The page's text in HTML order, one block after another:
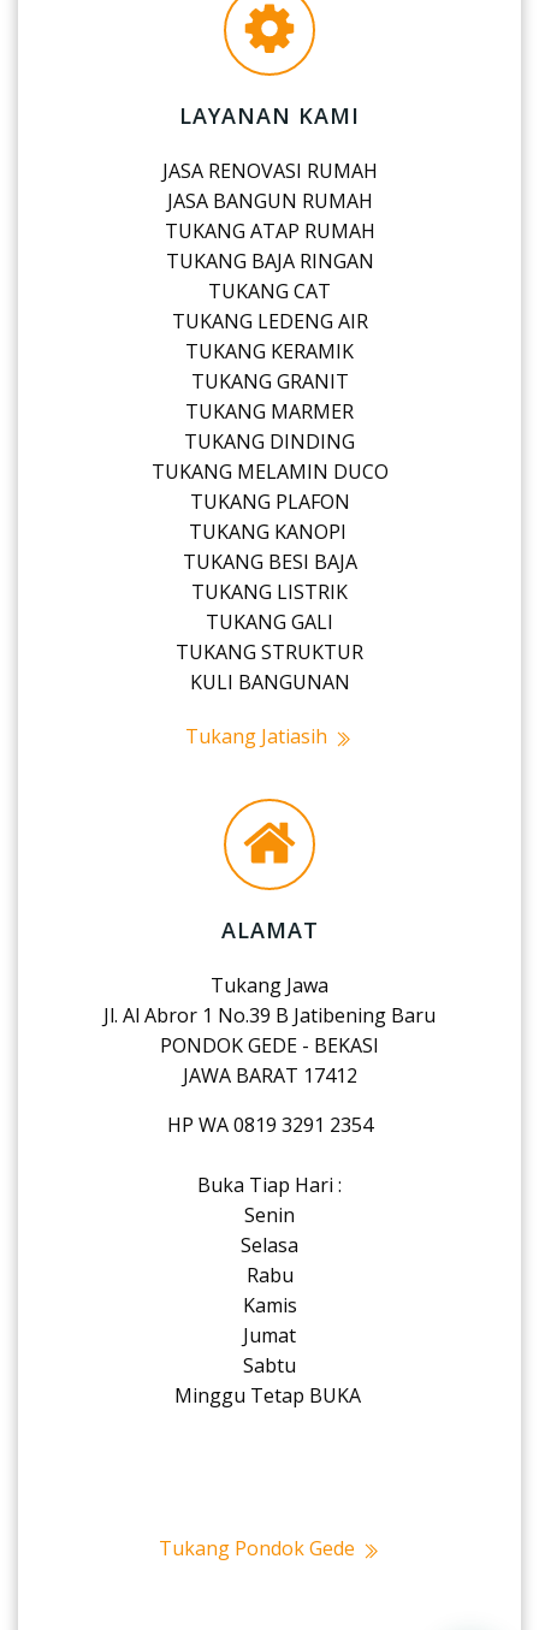
LAYANAN KAMI
JASA RENOVASI RUMAH
JASA BANGUN RUMAH
TUKANG ATAP RUMAH
TUKANG BAJA RINGAN
TUKANG CAT
TUKANG LEDENG AIR
TUKANG KERAMIK
TUKANG GRANIT
TUKANG MARMER
TUKANG DINDING
TUKANG MELAMIN DUCO
TUKANG PLAFON
TUKANG KANOPI
TUKANG BESI BAJA
TUKANG LISTRIK
TUKANG GALI
TUKANG STRUKTUR
KULI BANGUNAN
Tukang Jatiasih
ALAMAT
Tukang Jawa
Jl. Al Abror 1 No.39 B Jatibening Baru
PONDOK GEDE - BEKASI
JAWA BARAT 17412
HP WA 0819 3291 2354
Buka Tiap Hari :
Senin
Selasa
Rabu
Kamis
Jumat
Sabtu
Minggu Tetap BUKA
Tukang Pondok Gede